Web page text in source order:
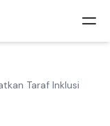
Taraf Inklusi